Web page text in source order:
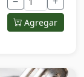
Agregar